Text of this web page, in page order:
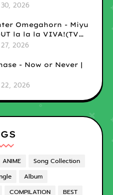
2026
Omegahorn - Miyu
la la la VIVA!(TV
2026
- Now or Never |
2026
ANIME
Song Collection
Album
COMPILATION
BEST